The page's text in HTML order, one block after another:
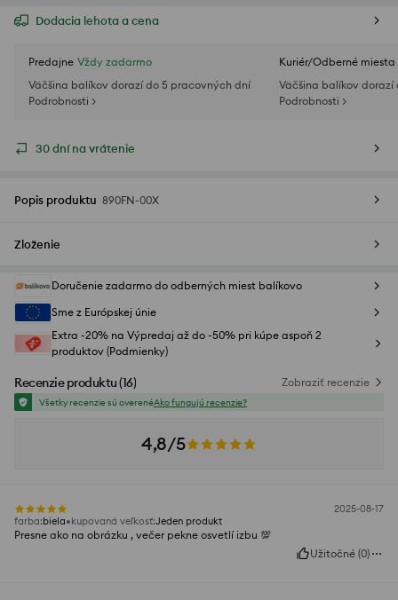
Dodacia lehota a cena
Predajne Vždy zadarmo
Väčšina balíkov dorazí do 5 pracovných dní
Podrobnosti >
Kuriér/Odberné miesta
Väčšina balíkov
Podrobnosti >
30 dní na vrátenie
Popis produktu 890FN-00X
Zloženie
Doručenie zadarmo do odberných miest balíkovo
Sme z Európskej únie
Extra -20% na Výpredaj až do -50% pri kúpe aspoň 2
produktov (Podmienky)
Recenzie produktu(16) Zobraziť recenzie
Všetky recenzie sú overenéAko fungujú recenzie?
4,8/5
2025-08-17
farba:biela kupovaná veľkosť:Jeden produkt
Presne ako na obrázku , večer pekne osvetlí izbu 💯
Užitočné (0)